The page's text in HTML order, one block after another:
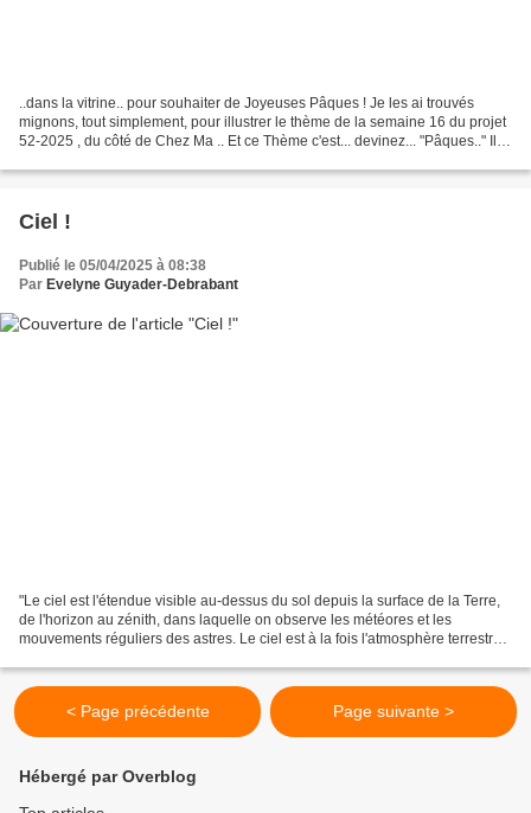
..dans la vitrine.. pour souhaiter de Joyeuses Pâques ! Je les ai trouvés
mignons, tout simplement, pour illustrer le thème de la semaine 16 du projet
52-2025 , du côté de Chez Ma .. Et ce Thème c'est... devinez... "Pâques.." Il y
Ciel !
Publié le 05/04/2025 à 08:38
Par Evelyne Guyader-Debrabant
"Le ciel est l'étendue visible au-dessus du sol depuis la surface de la Terre,
de l'horizon au zénith, dans laquelle on observe les météores et les
mouvements réguliers des astres. Le ciel est à la fois l'atmosphère terrestre,
< Page précédente Page suivante >
Hébergé par Overblog